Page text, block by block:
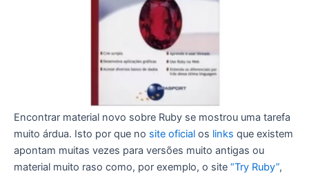
Encontrar material novo sobre Ruby se mostrou uma tarefa
muito árdua. Isto por que no site oficial os links que existem
apontam muitas vezes para versões muito antigas ou
material muito raso como, por exemplo, o site “Try Ruby”,